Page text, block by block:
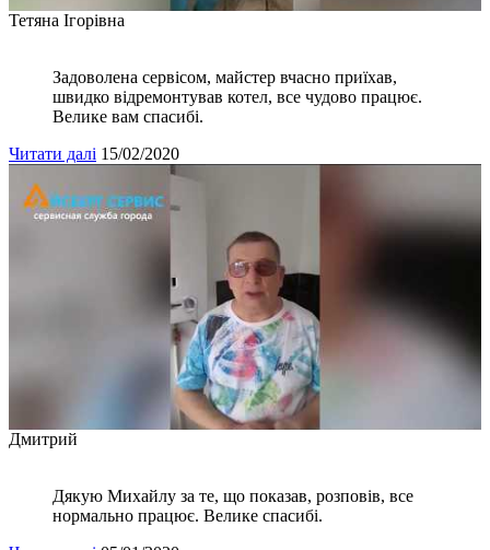
Тетяна Ігорівна
Задоволена сервісом, майстер вчасно приїхав,
швидко відремонтував котел, все чудово працює.
Велике вам спасибі.
Читати далі 15/02/2020
Дмитрий
Дякую Михайлу за те, що показав, розповів, все
нормально працює. Велике спасибі.